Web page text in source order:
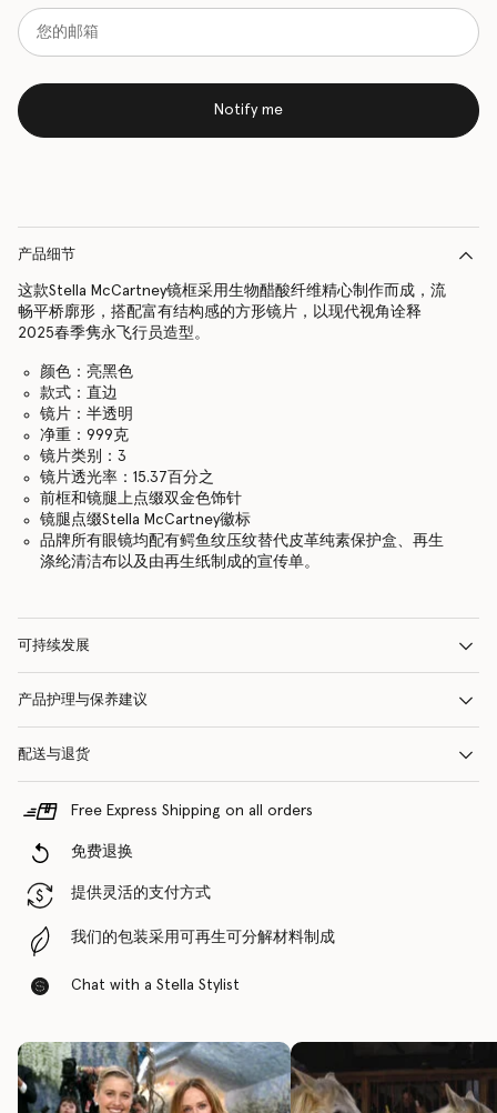
Notify me
产品细节
这款Stella McCartney镜框采用生物醋酸纤维精心制作而成，流
畅平桥廓形，搭配富有结构感的方形镜片，以现代视角诠释
2025春季隽永飞行员造型。
颜色：亮黑色
款式：直边
镜片：半透明
净重：999克
镜片类别：3
镜片透光率：15.37百分之
前框和镜腿上点缀双金色饰针
镜腿点缀Stella McCartney徽标
品牌所有眼镜均配有鳄鱼纹压纹替代皮革纯素保护盒、再生
涤纶清洁布以及由再生纸制成的宣传单。
可持续发展
产品护理与保养建议
配送与退货
Free Express Shipping on all orders
免费退换
提供灵活的支付方式
我们的包装采用可再生可分解材料制成
Chat with a Stella Stylist